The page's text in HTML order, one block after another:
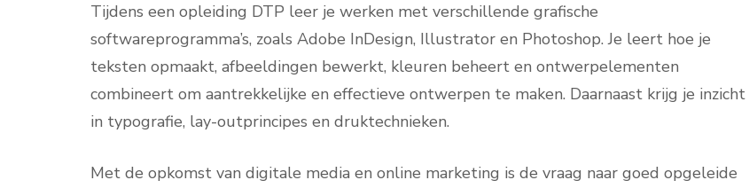
Tijdens een opleiding DTP leer je werken met verschillende grafische
softwareprogramma’s, zoals Adobe InDesign, Illustrator en Photoshop. Je leert hoe je
teksten opmaakt, afbeeldingen bewerkt, kleuren beheert en ontwerpelementen
combineert om aantrekkelijke en effectieve ontwerpen te maken. Daarnaast krijg je inzicht
in typografie, lay-outprincipes en druktechnieken.
Met de opkomst van digitale media en online marketing is de vraag naar goed opgeleide